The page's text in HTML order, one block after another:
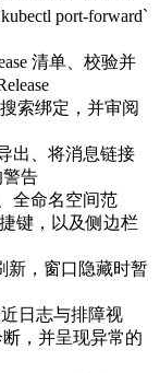
port-forward`
清单、校验并
索绑定，并审阅
出、将消息链接
告
全命名空间范
键，以及侧边栏
新，窗口隐藏时暂
日志与排障视
，并呈现异常的